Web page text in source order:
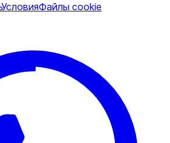
УсловияФайлы cookie